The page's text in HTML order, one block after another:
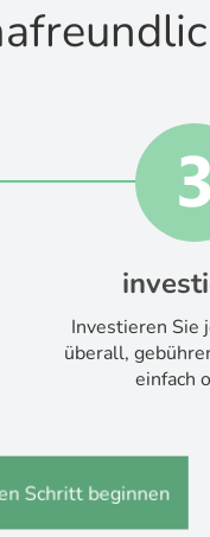
Investieren Sie
überall,
einfach
Schritt beginnen